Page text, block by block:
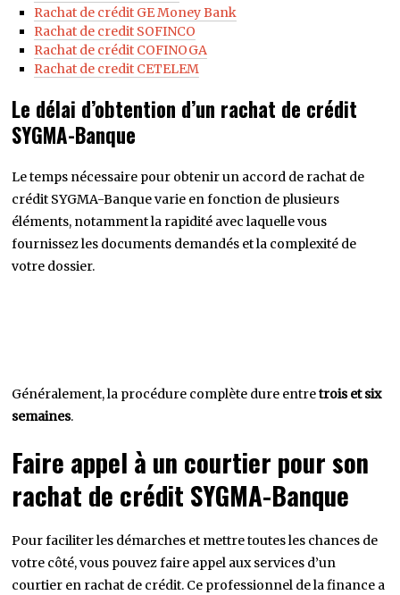
Rachat de crédit GE Money Bank
Rachat de credit SOFINCO
Rachat de crédit COFINOGA
Rachat de credit CETELEM
Le délai d’obtention d’un rachat de crédit
SYGMA-Banque
Le temps nécessaire pour obtenir un accord de rachat de
crédit SYGMA-Banque varie en fonction de plusieurs
éléments, notamment la rapidité avec laquelle vous
fournissez les documents demandés et la complexité de
votre dossier.
Généralement, la procédure complète dure entretrois et six
semaines.
Faire appel à un courtier pour son
rachat de crédit SYGMA-Banque
Pour faciliter les démarches et mettre toutes les chances de
votre côté, vous pouvez faire appel aux services d’un
courtier en rachat de crédit. Ce professionnel de la finance a